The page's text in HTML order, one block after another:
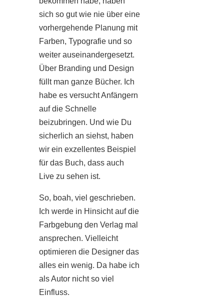
sich so gut wie nie über eine
vorhergehende Planung mit
Farben, Typografie und so
weiter auseinandergesetzt.
Über Branding und Design
füllt man ganze Bücher. Ich
habe es versucht Anfängern
auf die Schnelle
beizubringen. Und wie Du
sicherlich an siehst, haben
wir ein exzellentes Beispiel
für das Buch, dass auch
Live zu sehen ist.
So, boah, viel geschrieben.
Ich werde in Hinsicht auf die
Farbgebung den Verlag mal
ansprechen. Vielleicht
optimieren die Designer das
alles ein wenig. Da habe ich
als Autor nicht so viel
Einfluss.